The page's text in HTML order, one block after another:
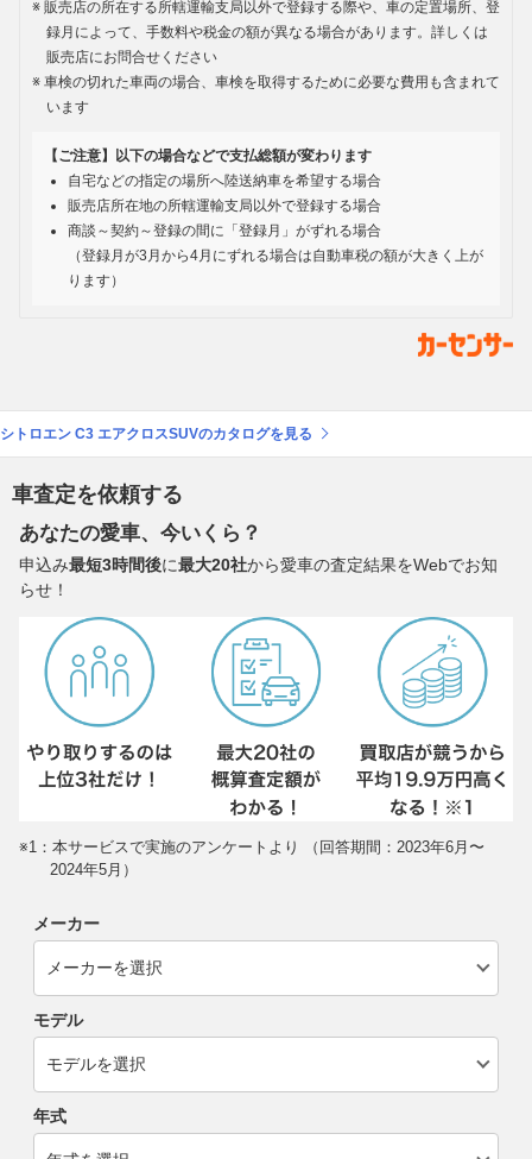
販売店の所在する所轄運輸支局以外で登録する際や、車の定置場所、登
録月によって、手数料や税金の額が異なる場合があります。詳しくは
販売店にお問合せください
車検の切れた車両の場合、車検を取得するために必要な費用も含まれて
います
【ご注意】以下の場合などで支払総額が変わります
自宅などの指定の場所へ陸送納車を希望する場合
販売店所在地の所轄運輸支局以外で登録する場合
商談～契約～登録の間に「登録月」がずれる場合
（登録月が3月から4月にずれる場合は自動車税の額が大きく上が
ります）
シトロエン C3 エアクロスSUVのカタログを見る
車査定を依頼する
あなたの愛車、今いくら？
申込み最短3時間後に最大20社から愛車の査定結果をWebでお知
らせ！
※1：本サービスで実施のアンケートより （回答期間：2023年6月〜
2024年5月）
メーカー
モデル
年式